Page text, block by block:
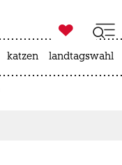

taz zahl ich
katzen landtagswahl